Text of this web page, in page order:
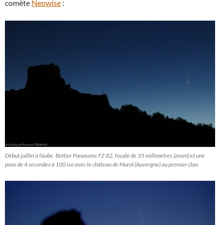
comète Neowise :
Début juillet à l’aube. Boîtier Panasonic FZ 82, focale de 35 millimètres (zoom) et une
pose de 4 secondes à 100 iso avec le château de Murol (Auvergne) au premier clan.